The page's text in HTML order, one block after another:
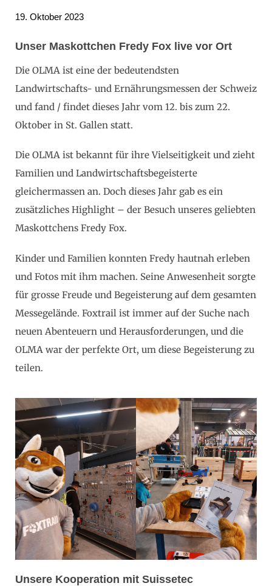
19. Oktober 2023
Unser Maskottchen Fredy Fox live vor Ort
Die OLMA ist eine der bedeutendsten
Landwirtschafts- und Ernährungsmessen der Schweiz
und fand / findet dieses Jahr vom 12. bis zum 22.
Oktober in St. Gallen statt.
Die OLMA ist bekannt für ihre Vielseitigkeit und zieht
Familien und Landwirtschaftsbegeisterte
gleichermassen an. Doch dieses Jahr gab es ein
zusätzliches Highlight – der Besuch unseres geliebten
Maskottchens Fredy Fox.
Kinder und Familien konnten Fredy hautnah erleben
und Fotos mit ihm machen. Seine Anwesenheit sorgte
für grosse Freude und Begeisterung auf dem gesamten
Messegelände. Foxtrail ist immer auf der Suche nach
neuen Abenteuern und Herausforderungen, und die
OLMA war der perfekte Ort, um diese Begeisterung zu
teilen.
Unsere Kooperation mit Suissetec